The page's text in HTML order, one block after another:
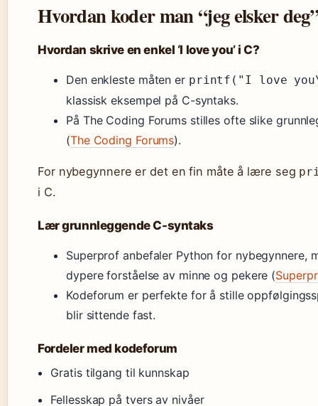
Hvordan koder man “jeg elsker
Hvordan skrive en enkel ‘I love you’ i C?
Den enkleste måten er printf("I love
klassisk eksempel på C-syntaks.
På The Coding Forums stilles ofte slike
(The Coding Forums).
For nybegynnere er det en fin måte å lære seg
i C.
Lær grunnleggende C-syntaks
Superprof anbefaler Python for nybegynnere,
dypere forståelse av minne og pekere (
Kodeforum er perfekte for å stille
blir sittende fast.
Fordeler med kodeforum
Gratis tilgang til kunnskap
Fellesskap på tvers av nivåer